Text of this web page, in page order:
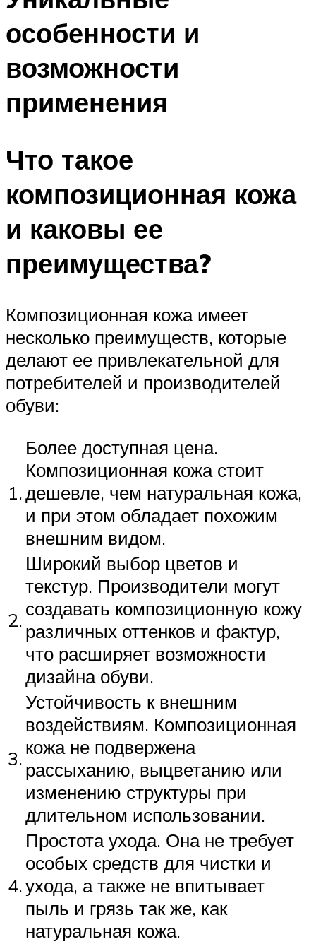
особенности и
возможности
применения
Что такое
композиционная кожа
и каковы ее
преимущества?
Композиционная кожа имеет
несколько преимуществ, которые
делают ее привлекательной для
потребителей и производителей
обуви:
1.
Более доступная цена.
Композиционная кожа стоит
дешевле, чем натуральная кожа,
и при этом обладает похожим
внешним видом.
2.
Широкий выбор цветов и
текстур. Производители могут
создавать композиционную кожу
различных оттенков и фактур,
что расширяет возможности
дизайна обуви.
3.
Устойчивость к внешним
воздействиям. Композиционная
кожа не подвержена
рассыханию, выцветанию или
изменению структуры при
длительном использовании.
4.
Простота ухода. Она не требует
особых средств для чистки и
ухода, а также не впитывает
пыль и грязь так же, как
натуральная кожа.